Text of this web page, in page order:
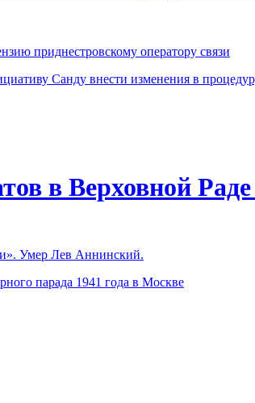
приднестровскому оператору связи
Санду внести изменения в
в Верховной
Умер Лев Аннинский.
парада 1941 года в Москве